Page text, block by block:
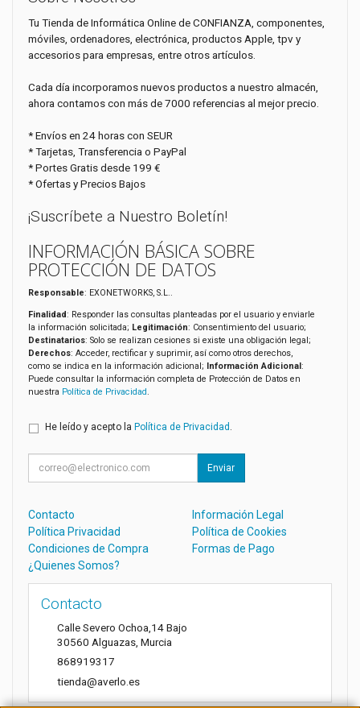
Tu Tienda de Informática Online de CONFIANZA, componentes,
móviles, ordenadores, electrónica, productos Apple, tpv y
accesorios para empresas, entre otros artículos.
Cada día incorporamos nuevos productos a nuestro almacén,
ahora contamos con más de 7000 referencias al mejor precio.
* Envíos en 24 horas con SEUR
* Tarjetas, Transferencia o PayPal
* Portes Gratis desde 199 €
* Ofertas y Precios Bajos
¡Suscríbete a Nuestro Boletín!
INFORMACIÓN BÁSICA SOBRE
PROTECCIÓN DE DATOS
Responsable: EXONETWORKS, S.L..
Finalidad: Responder las consultas planteadas por el usuario y enviarle
la información solicitada; Legitimación: Consentimiento del usuario;
Destinatarios: Solo se realizan cesiones si existe una obligación legal;
Derechos: Acceder, rectificar y suprimir, así como otros derechos,
como se indica en la información adicional; Información Adicional:
Puede consultar la información completa de Protección de Datos en
nuestra Política de Privacidad.
He leído y acepto la Política de Privacidad .
Enviar
Contacto
Información Legal
Política Privacidad
Política de Cookies
Condiciones de Compra
Formas de Pago
¿Quienes Somos?
Contacto
Calle Severo Ochoa,14 Bajo
30560 Alguazas Murcia
868919317
tienda@averlo.es